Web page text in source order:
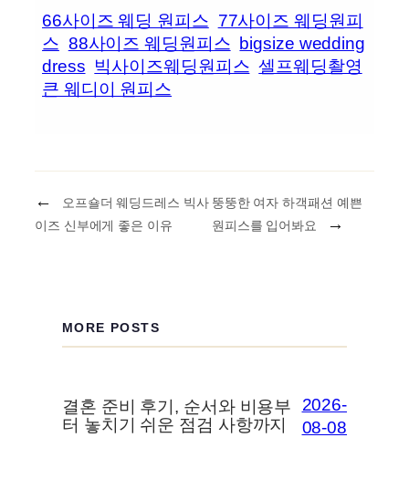
66사이즈 웨딩 원피스 77사이즈 웨딩원피
스 88사이즈 웨딩원피스 bigsize wedding
dress 빅사이즈웨딩원피스 셀프웨딩촬영
큰 웨디이 원피스
←
오프숄더 웨딩드레스 빅사
이즈 신부에게 좋은 이유
뚱뚱한 여자 하객패션 예쁜
원피스를 입어봐요
→
MORE POSTS
결혼 준비 후기, 순서와 비용부
터 놓치기 쉬운 점검 사항까지
2026-
08-08